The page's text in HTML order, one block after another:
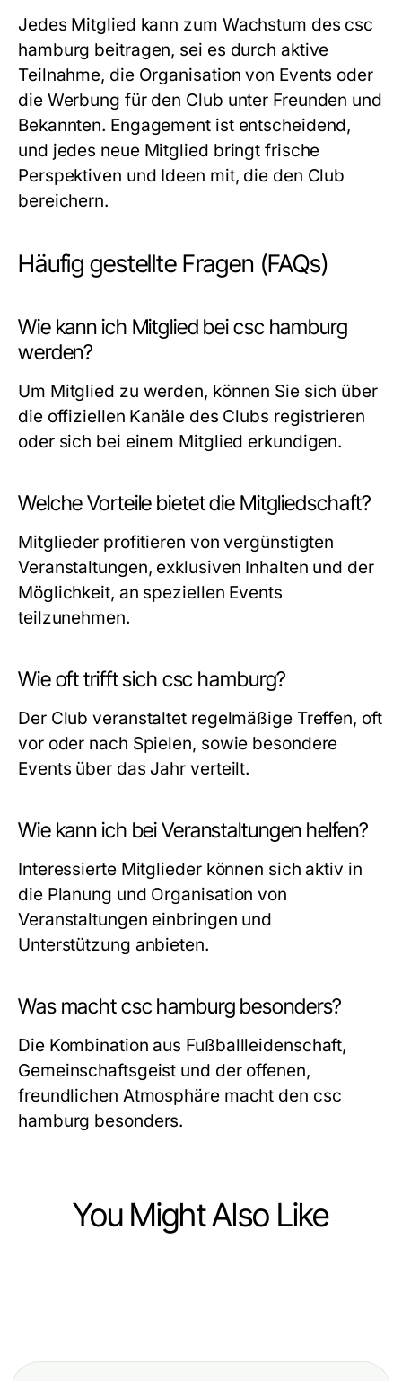
Jedes Mitglied kann zum Wachstum des csc
hamburg beitragen, sei es durch aktive
Teilnahme, die Organisation von Events oder
die Werbung für den Club unter Freunden und
Bekannten. Engagement ist entscheidend,
und jedes neue Mitglied bringt frische
Perspektiven und Ideen mit, die den Club
bereichern.
Häufig gestellte Fragen (FAQs)
Wie kann ich Mitglied bei csc hamburg
werden?
Um Mitglied zu werden, können Sie sich über
die offiziellen Kanäle des Clubs registrieren
oder sich bei einem Mitglied erkundigen.
Welche Vorteile bietet die Mitgliedschaft?
Mitglieder profitieren von vergünstigten
Veranstaltungen, exklusiven Inhalten und der
Möglichkeit, an speziellen Events
teilzunehmen.
Wie oft trifft sich csc hamburg?
Der Club veranstaltet regelmäßige Treffen, oft
vor oder nach Spielen, sowie besondere
Events über das Jahr verteilt.
Wie kann ich bei Veranstaltungen helfen?
Interessierte Mitglieder können sich aktiv in
die Planung und Organisation von
Veranstaltungen einbringen und
Unterstützung anbieten.
Was macht csc hamburg besonders?
Die Kombination aus Fußballleidenschaft,
Gemeinschaftsgeist und der offenen,
freundlichen Atmosphäre macht den csc
hamburg besonders.
You Might Also Like
Construction Advocacy: Building a
Empowering Skills Through the